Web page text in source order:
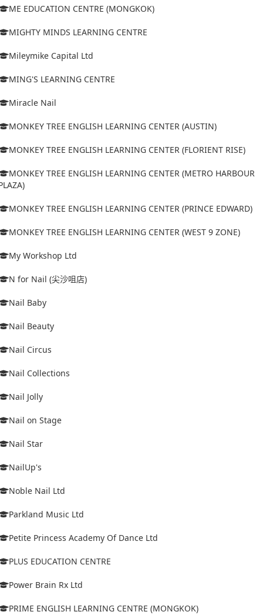
ME EDUCATION CENTRE (MONGKOK)
MIGHTY MINDS LEARNING CENTRE
Mileymike Capital Ltd
MING'S LEARNING CENTRE
Miracle Nail
MONKEY TREE ENGLISH LEARNING CENTER (AUSTIN)
MONKEY TREE ENGLISH LEARNING CENTER (FLORIENT RISE)
MONKEY TREE ENGLISH LEARNING CENTER (METRO HARBOUR
MONKEY TREE ENGLISH LEARNING CENTER (PRINCE EDWARD)
MONKEY TREE ENGLISH LEARNING CENTER (WEST 9 ZONE)
My Workshop Ltd
N for Nail (尖沙咀店)
Nail Baby
Nail Beauty
Nail Circus
Nail Collections
Nail Jolly
Nail on Stage
Nail Star
NailUp's
Noble Nail Ltd
Parkland Music Ltd
Petite Princess Academy Of Dance Ltd
PLUS EDUCATION CENTRE
Power Brain Rx Ltd
PRIME ENGLISH LEARNING CENTRE (MONGKOK)